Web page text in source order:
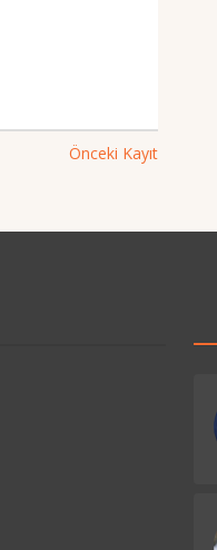
Önceki Kayıt